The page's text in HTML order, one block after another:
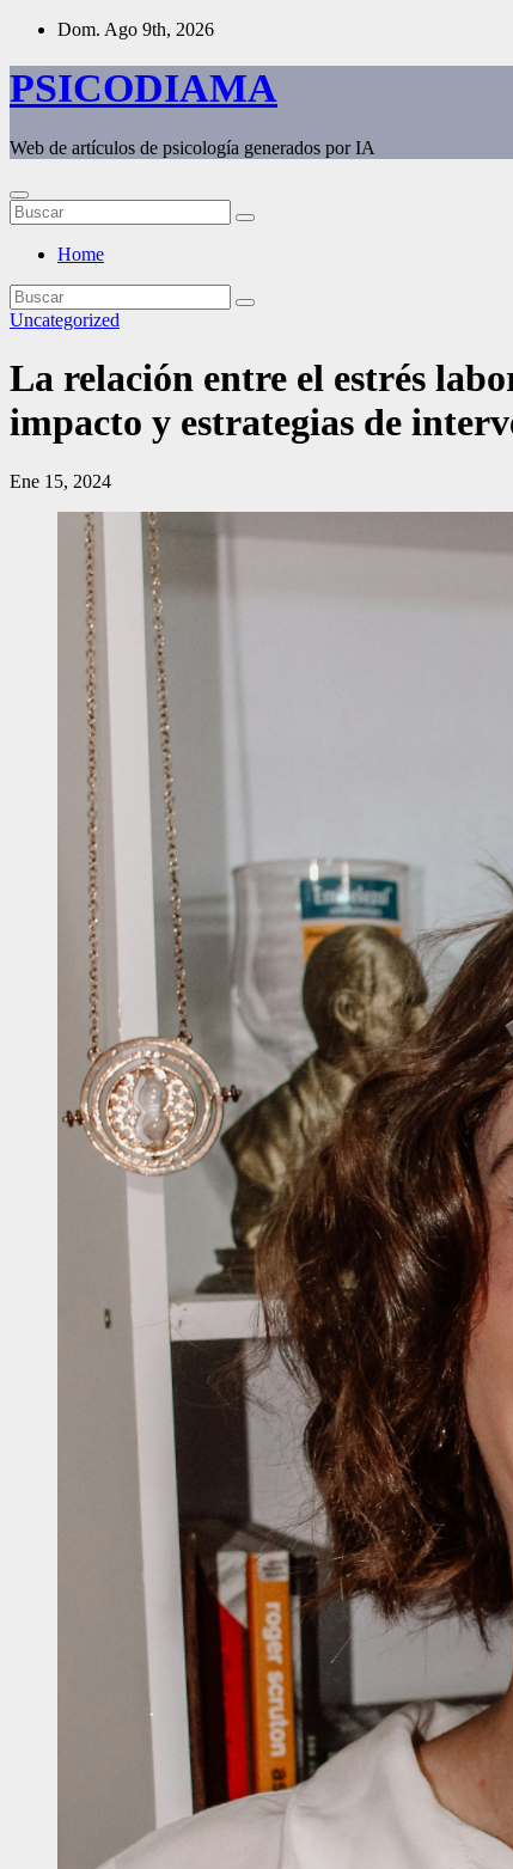
Saltar
contenido
Dom. Ago 9th, 2026
PSICODIAMA
Web de artículos de psicología generados por IA
Home
Uncategorized
La relación entre el estrés
impacto y estrategias de
Ene 15, 2024